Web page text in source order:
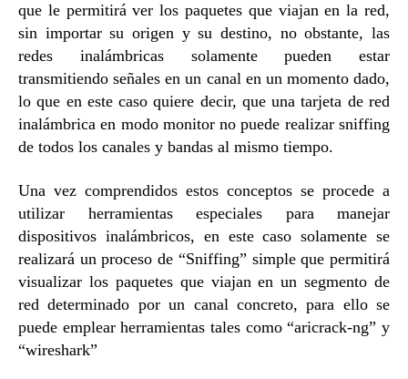
que le permitirá ver los paquetes que viajan en la red,
sin importar su origen y su destino, no obstante, las
redes inalámbricas solamente pueden estar
transmitiendo señales en un canal en un momento dado,
lo que en este caso quiere decir, que una tarjeta de red
inalámbrica en modo monitor no puede realizar sniffing
de todos los canales y bandas al mismo tiempo.
Una vez comprendidos estos conceptos se procede a
utilizar herramientas especiales para manejar
dispositivos inalámbricos, en este caso solamente se
realizará un proceso de “Sniffing” simple que permitirá
visualizar los paquetes que viajan en un segmento de
red determinado por un canal concreto, para ello se
puede emplear herramientas tales como “aricrack-ng” y
“wireshark”